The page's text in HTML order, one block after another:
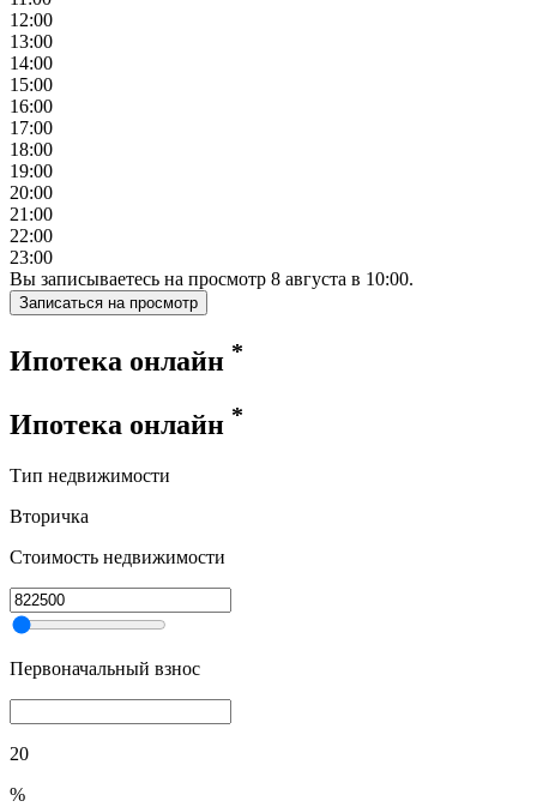
12:00
13:00
14:00
15:00
16:00
17:00
18:00
19:00
20:00
21:00
22:00
23:00
Вы записываетесь на просмотр 8 августа в 10:00.
Записаться на просмотр
Ипотека онлайн *
Ипотека онлайн *
Тип недвижимости
Вторичка
Стоимость недвижимости
Первоначальный взнос
20
%